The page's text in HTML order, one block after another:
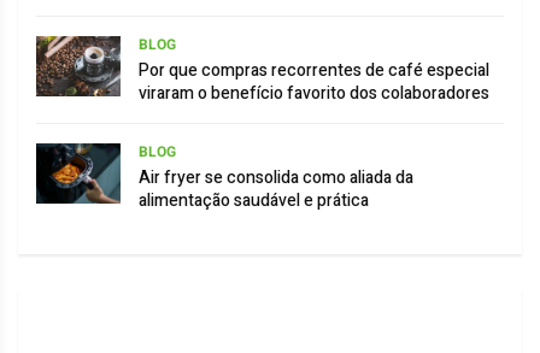
BLOG
Por que compras recorrentes de café especial
viraram o benefício favorito dos colaboradores
BLOG
Air fryer se consolida como aliada da
alimentação saudável e prática